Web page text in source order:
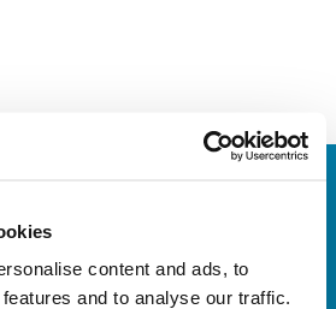
content and ads, to
and to analyse our traffic.